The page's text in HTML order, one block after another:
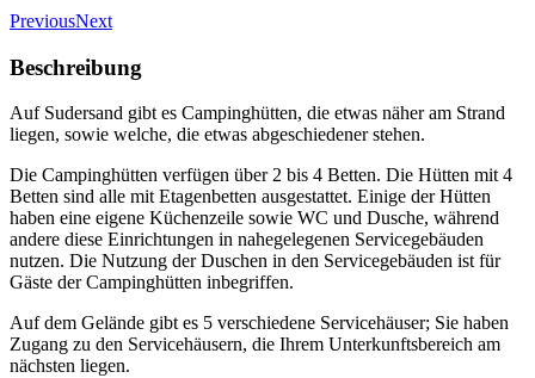
PreviousNext
Beschreibung
Auf Sudersand gibt es Campinghütten, die etwas näher am Strand
liegen, sowie welche, die etwas abgeschiedener stehen.
Die Campinghütten verfügen über 2 bis 4 Betten. Die Hütten mit 4
Betten sind alle mit Etagenbetten ausgestattet. Einige der Hütten
haben eine eigene Küchenzeile sowie WC und Dusche, während
andere diese Einrichtungen in nahegelegenen Servicegebäuden
nutzen. Die Nutzung der Duschen in den Servicegebäuden ist für
Gäste der Campinghütten inbegriffen.
Auf dem Gelände gibt es 5 verschiedene Servicehäuser; Sie haben
Zugang zu den Servicehäusern, die Ihrem Unterkunftsbereich am
nächsten liegen.